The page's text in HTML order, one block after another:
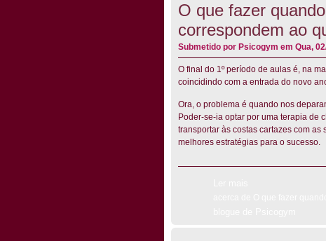
O que fazer
correspondem ao
Submetido por Psicogym em Qua,
O final do 1º período de aulas é, na
coincidindo com a entrada do novo
Ora, o problema é quando nos
Poder-se-ia optar por uma terapia de
transportar às costas cartazes com
melhores estratégias para o sucesso.